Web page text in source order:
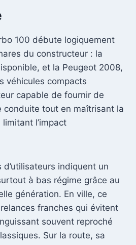
100 débute logiquement
du constructeur : la
et la Peugeot 2008,
véhicules compacts
capable de fournir de
conduite tout en maîtrisant la
l’impact
indiquent un
à bas régime grâce au
génération. En ville, ce
franches qui évitent
souvent reproché
Sur la route, sa